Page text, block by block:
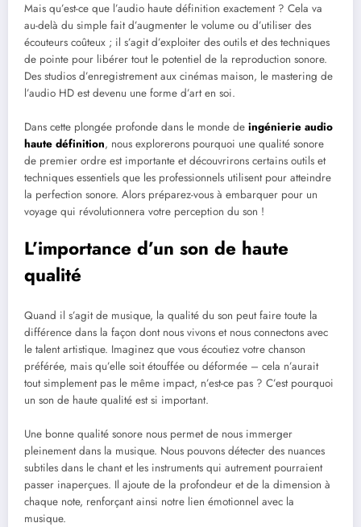
Mais qu’est-ce que l’audio haute définition exactement ? Cela va
au-delà du simple fait d’augmenter le volume ou d’utiliser des
écouteurs coûteux ; il s’agit d’exploiter des outils et des techniques
de pointe pour libérer tout le potentiel de la reproduction sonore.
Des studios d’enregistrement aux cinémas maison, le mastering de
l’audio HD est devenu une forme d’art en soi.
Dans cette plongée profonde dans le monde de ingénierie audio
haute définition, nous explorerons pourquoi une qualité sonore
de premier ordre est importante et découvrirons certains outils et
techniques essentiels que les professionnels utilisent pour atteindre
la perfection sonore. Alors préparez-vous à embarquer pour un
voyage qui révolutionnera votre perception du son !
L’importance d’un son de haute
qualité
Quand il s’agit de musique, la qualité du son peut faire toute la
différence dans la façon dont nous vivons et nous connectons avec
le talent artistique. Imaginez que vous écoutiez votre chanson
préférée, mais qu’elle soit étouffée ou déformée – cela n’aurait
tout simplement pas le même impact, n’est-ce pas ? C’est pourquoi
un son de haute qualité est si important.
Une bonne qualité sonore nous permet de nous immerger
pleinement dans la musique. Nous pouvons détecter des nuances
subtiles dans le chant et les instruments qui autrement pourraient
passer inaperçues. Il ajoute de la profondeur et de la dimension à
chaque note, renforçant ainsi notre lien émotionnel avec la
musique.